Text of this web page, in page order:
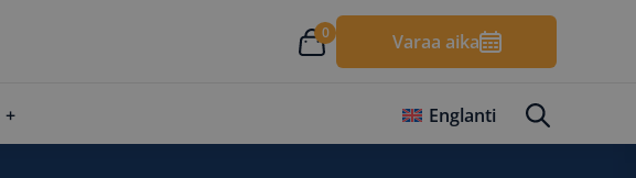
0 Varaa aika
Englanti